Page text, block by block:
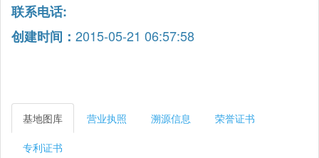
联系电话:
创建时间： 2015-05-21 06:57:58
基地图库 营业执照 溯源信息 荣誉证书
专利证书